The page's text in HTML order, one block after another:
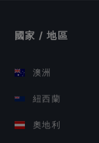
國家 / 地區
澳洲
紐西蘭
奧地利